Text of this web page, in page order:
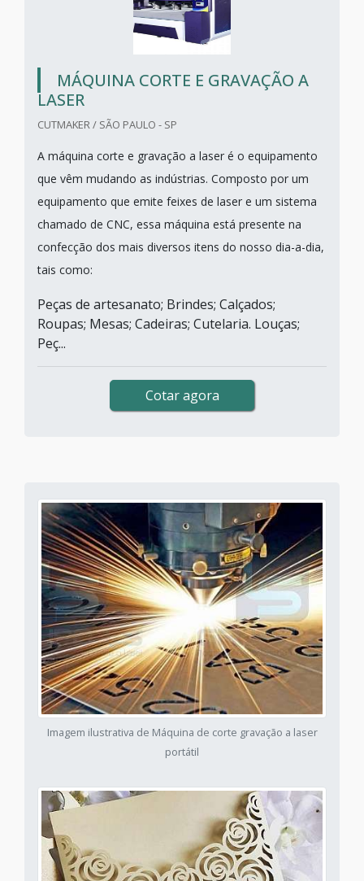
MÁQUINA CORTE E GRAVAÇÃO A
LASER
CUTMAKER / SÃO PAULO - SP
A máquina corte e gravação a laser é o equipamento
que vêm mudando as indústrias. Composto por um
equipamento que emite feixes de laser e um sistema
chamado de CNC, essa máquina está presente na
confecção dos mais diversos itens do nosso dia-a-dia,
tais como:
Peças de artesanato; Brindes; Calçados;
Roupas; Mesas; Cadeiras; Cutelaria. Louças;
Peç...
Cotar agora
Imagem ilustrativa de Máquina de corte gravação a laser
portátil